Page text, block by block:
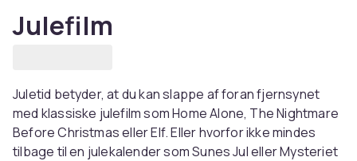
Julefilm
Juletid betyder, at du kan slappe af foran fjernsynet
med klassiske julefilm som Home Alone, The Nightmare
Before Christmas eller Elf. Eller hvorfor ikke mindes
tilbage til en julekalender som Sunes Jul eller Mysteriet